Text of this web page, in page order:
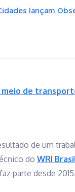
lançam
de
de um
do WRI
parte desde 2015.